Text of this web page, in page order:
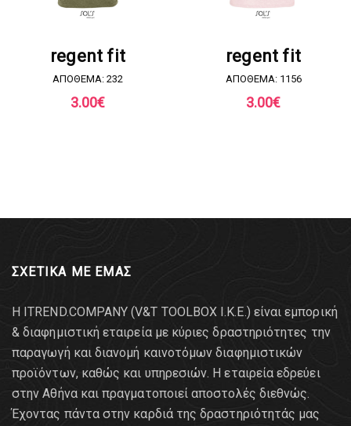
regent fit
ΑΠΟΘΕΜΑ: 232
3.00€
regent fit
ΑΠΟΘΕΜΑ: 1156
3.00€
ΣΧΕΤΙΚΑ ΜΕ ΕΜΑΣ
Η ITREND.COMPANY (V&T TOOLBOX Ι.Κ.Ε.) είναι εμπορική
& διαφημιστική εταιρεία με κύριες δραστηριότητες την
παραγωγή και διανομή καινοτόμων διαφημιστικών
προϊόντων, καθώς και υπηρεσιών. Η εταιρεία εδρεύει
στην Αθήνα και πραγματοποιεί αποστολές διεθνώς.
Έχοντας πάντα στην καρδιά της δραστηριότητάς μας